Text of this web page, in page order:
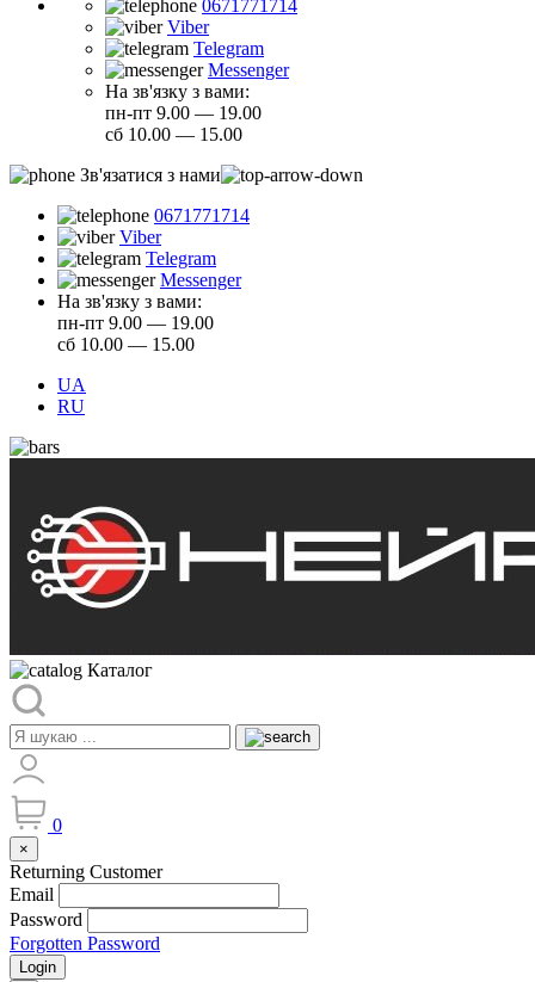
0671771714
Viber
Telegram
Messenger
На зв'язку з вами:
пн-пт 9.00 — 19.00
сб 10.00 — 15.00
Зв'язатися з нами
0671771714
Viber
Telegram
Messenger
На зв'язку з вами:
пн-пт 9.00 — 19.00
сб 10.00 — 15.00
UA
RU
Каталог
0
×
Returning Customer
Email
Password
Forgotten Password
Login